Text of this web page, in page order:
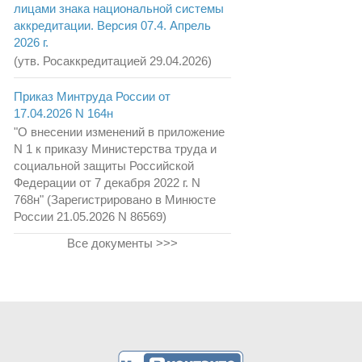
лицами знака национальной системы
аккредитации. Версия 07.4. Апрель
2026 г.
(утв. Росаккредитацией 29.04.2026)
Приказ Минтруда России от
17.04.2026 N 164н
"О внесении изменений в приложение
N 1 к приказу Министерства труда и
социальной защиты Российской
Федерации от 7 декабря 2022 г. N
768н" (Зарегистрировано в Минюсте
России 21.05.2026 N 86569)
Все документы >>>